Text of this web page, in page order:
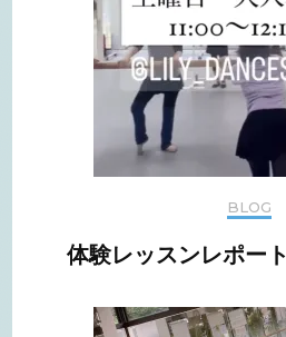
BLOG
体験レッスンレポート